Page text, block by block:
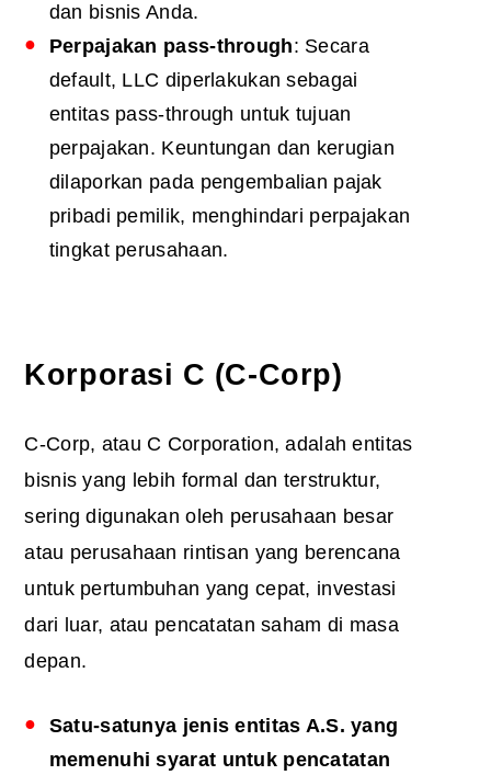
dan bisnis Anda.
Perpajakan pass-through: Secara
default, LLC diperlakukan sebagai
entitas pass-through untuk tujuan
perpajakan. Keuntungan dan kerugian
dilaporkan pada pengembalian pajak
pribadi pemilik, menghindari perpajakan
tingkat perusahaan.
Korporasi C (C-Corp)
C-Corp, atau C Corporation, adalah entitas
bisnis yang lebih formal dan terstruktur,
sering digunakan oleh perusahaan besar
atau perusahaan rintisan yang berencana
untuk pertumbuhan yang cepat, investasi
dari luar, atau pencatatan saham di masa
depan.
Satu-satunya jenis entitas A.S. yang
memenuhi syarat untuk pencatatan